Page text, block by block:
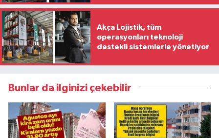
Akça Lojistik, tüm
operasyonları teknoloji
destekli sistemlerle yönetiyor
Bunlar da ilginizi çekebilir